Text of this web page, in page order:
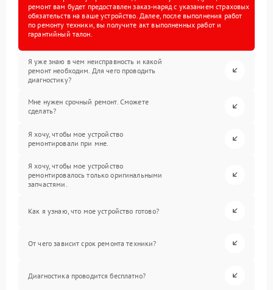
ремонт вам будет предоставлен заказ-наряд с указанием страховых
обязательств на ваше устройство. Далее, после выполнения работ
по ремонту техники, вы получите акт выполненных работ и
гарантийный талон.
Я уже знаю в чем неисправность и какой
ремонт необходим. Для чего проводить
диагностику?
Мне нужен срочный ремонт. Сможете
сделать?
Я хочу, чтобы мое устройство
ремонтировали при мне.
Я хочу, чтобы мое устройство
ремонтировалось только оригинальными
запчастями.
Как я узнаю, что мое устройство готово?
От чего зависит срок ремонта техники?
Диагностика проводится бесплатно?